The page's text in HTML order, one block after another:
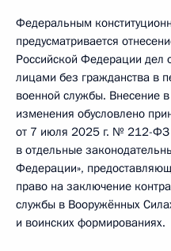
Федеральным
предусматривается
Российской Федерации дел
лицами без гражданства в
военной службы. Внесение
изменения обусловлено
от 7 июля 2025 г. № 212-ФЗ
в отдельные
Федерации»,
право на заключение
службы в Вооружённых
и воинских формированиях.